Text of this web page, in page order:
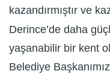
kazandırmıştır ve
Derince’de daha
yaşanabilir bir kent
Belediye